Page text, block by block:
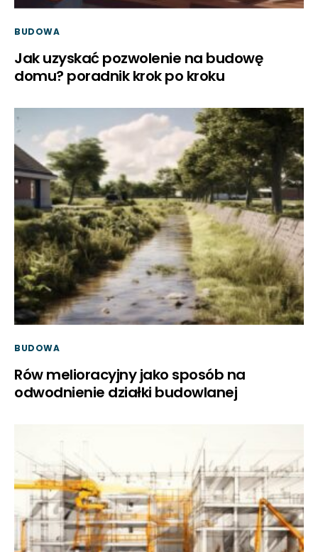
BUDOWA
Jak uzyskać pozwolenie na budowę
domu? poradnik krok po kroku
BUDOWA
Rów melioracyjny jako sposób na
odwodnienie działki budowlanej